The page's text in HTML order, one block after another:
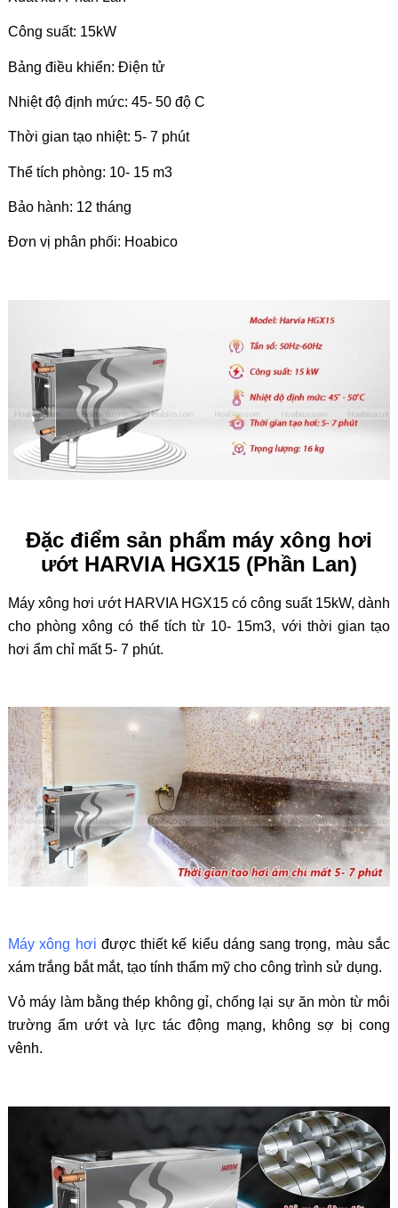
Công suất: 15kW
Bảng điều khiển: Điện tử
Nhiệt độ định mức: 45- 50 độ C
Thời gian tạo nhiệt: 5- 7 phút
Thể tích phòng: 10- 15 m3
Bảo hành: 12 tháng
Đơn vị phân phối: Hoabico
Đặc điểm sản phẩm máy xông hơi
ướt HARVIA HGX15 (Phần Lan)
Máy xông hơi ướt HARVIA HGX15 có công suất 15kW, dành
cho phòng xông có thể tích từ 10- 15m3, với thời gian tạo
hơi ẩm chỉ mất 5- 7 phút.
Máy xông hơi được thiết kế kiểu dáng sang trọng, màu sắc
xám trắng bắt mắt, tạo tính thẩm mỹ cho công trình sử dụng.
Vỏ máy làm bằng thép không gỉ, chống lại sự ăn mòn từ môi
trường ẩm ướt và lực tác động mạng, không sợ bị cong
vênh.